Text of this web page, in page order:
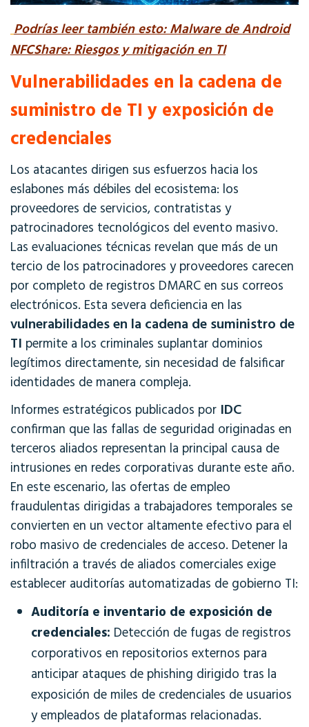
Podrías leer también esto: Malware de Android
NFCShare: Riesgos y mitigación en TI
Vulnerabilidades en la cadena de
suministro de TI y exposición de
credenciales
Los atacantes dirigen sus esfuerzos hacia los
eslabones más débiles del ecosistema: los
proveedores de servicios, contratistas y
patrocinadores tecnológicos del evento masivo.
Las evaluaciones técnicas revelan que más de un
tercio de los patrocinadores y proveedores carecen
por completo de registros DMARC en sus correos
electrónicos. Esta severa deficiencia en las
vulnerabilidades en la cadena de suministro de
TI permite a los criminales suplantar dominios
legítimos directamente, sin necesidad de falsificar
identidades de manera compleja.
Informes estratégicos publicados por IDC
confirman que las fallas de seguridad originadas en
terceros aliados representan la principal causa de
intrusiones en redes corporativas durante este año.
En este escenario, las ofertas de empleo
fraudulentas dirigidas a trabajadores temporales se
convierten en un vector altamente efectivo para el
robo masivo de credenciales de acceso. Detener la
infiltración a través de aliados comerciales exige
establecer auditorías automatizadas de gobierno TI:
Auditoría e inventario de exposición de
credenciales: Detección de fugas de registros
corporativos en repositorios externos para
anticipar ataques de phishing dirigido tras la
exposición de miles de credenciales de usuarios
y empleados de plataformas relacionadas.